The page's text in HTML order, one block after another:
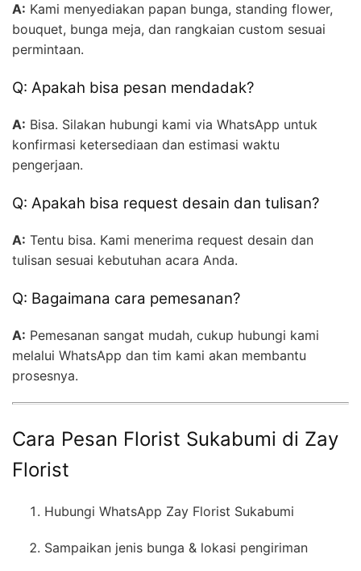
A: Kami menyediakan papan bunga, standing flower,
bouquet, bunga meja, dan rangkaian custom sesuai
permintaan.
Q: Apakah bisa pesan mendadak?
A: Bisa. Silakan hubungi kami via WhatsApp untuk
konfirmasi ketersediaan dan estimasi waktu
pengerjaan.
Q: Apakah bisa request desain dan tulisan?
A: Tentu bisa. Kami menerima request desain dan
tulisan sesuai kebutuhan acara Anda.
Q: Bagaimana cara pemesanan?
A: Pemesanan sangat mudah, cukup hubungi kami
melalui WhatsApp dan tim kami akan membantu
prosesnya.
Cara Pesan Florist Sukabumi di Zay
Florist
Hubungi WhatsApp Zay Florist Sukabumi
Sampaikan jenis bunga & lokasi pengiriman